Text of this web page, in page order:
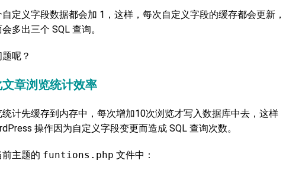
定义字段数据都会加 1，这样，每次自定义字段的缓存都会更新，
多出三个 SQL 查询。
呢？
章浏览统计效率
计先缓存到内存中，每次增加10次浏览才写入数据库中去，这样
操作因为自定义字段变更而造成 SQL 查询次数。
主题的 funtions.php 文件中：